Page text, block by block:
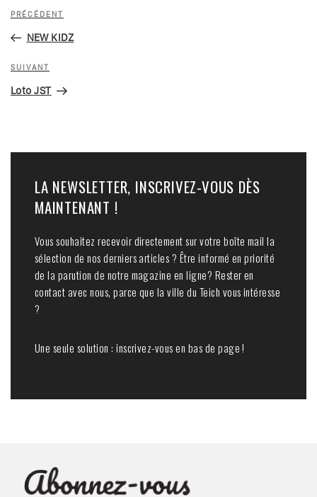
PRÉCÉDENT
NEW KIDZ
SUIVANT
Loto JST
LA NEWSLETTER, INSCRIVEZ-VOUS DÈS
MAINTENANT !
Vous souhaitez recevoir directement sur votre boîte mail la
sélection de nos derniers articles ? Être informé en priorité
de la parution de notre magazine en ligne? Rester en
contact avec nous, parce que la ville du Teich vous intéresse
?
Une seule solution : inscrivez-vous en bas de page !